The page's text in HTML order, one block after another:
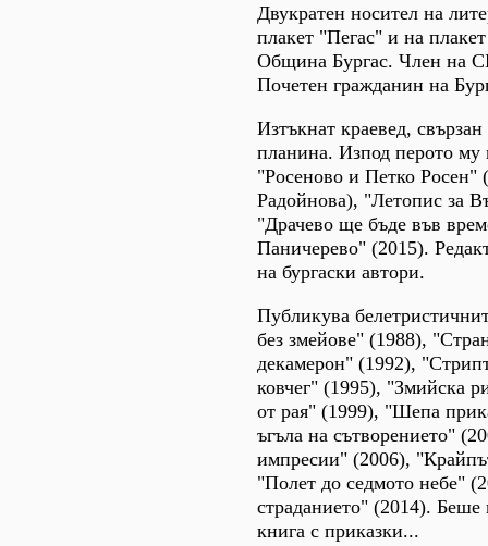
Двукратен носител на
плакет "Пегас" и на
Община Бургас. Член на
Почетен гражданин на
Изтъкнат краевед,
планина. Изпод перото му
"Росеново и Петко Росен"
Радойнова), "Летопис за
"Драчево ще бъде във
Паничерево" (2015).
на бургаски автори.
Публикува
без змейове" (1988),
декамерон" (1992),
ковчег" (1995), "Змийска
от рая" (1999), "Шепа
ъгъла на сътворението"
импресии" (2006),
"Полет до седмото небе"
страданието" (2014). Беше
книга с приказки...